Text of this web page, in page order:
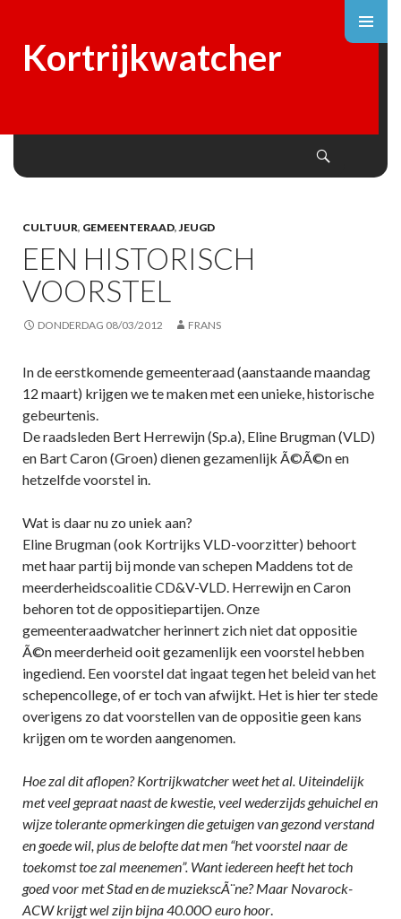
Kortrijkwatcher
CULTUUR, GEMEENTERAAD,JEUGD
EEN HISTORISCH
VOORSTEL
DONDERDAG 08/03/2012 FRANS
In de eerstkomende gemeenteraad (aanstaande maandag
12 maart) krijgen we te maken met een unieke, historische
gebeurtenis.
De raadsleden Bert Herrewijn (Sp.a), Eline Brugman (VLD)
en Bart Caron (Groen) dienen gezamenlijk Ã©Ã©n en
hetzelfde voorstel in.
Wat is daar nu zo uniek aan?
Eline Brugman (ook Kortrijks VLD-voorzitter) behoort
met haar partij bij monde van schepen Maddens tot de
meerderheidscoalitie CD&V-VLD. Herrewijn en Caron
behoren tot de oppositiepartijen. Onze
gemeenteraadwatcher herinnert zich niet dat oppositie
Ã©n meerderheid ooit gezamenlijk een voorstel hebben
ingediend. Een voorstel dat ingaat tegen het beleid van het
schepencollege, of er toch van afwijkt. Het is hier ter stede
overigens zo dat voorstellen van de oppositie geen kans
krijgen om te worden aangenomen.
Hoe zal dit aflopen? Kortrijkwatcher weet het al. Uiteindelijk
met veel gepraat naast de kwestie, veel wederzijds gehuichel en
wijze tolerante opmerkingen die getuigen van gezond verstand
en goede wil, plus de belofte dat men “het voorstel naar de
toekomst toe zal meenemen”. Want iedereen heeft het toch
goed voor met Stad en de muziekscÃ¨ne? Maar Novarock-
ACW krijgt wel zijn bijna 40.00O euro hoor.